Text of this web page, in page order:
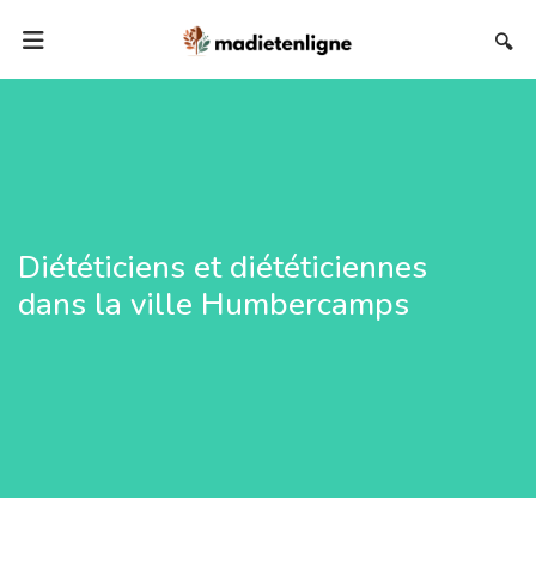
🔍
Diététiciens et diététiciennes
dans la ville Humbercamps